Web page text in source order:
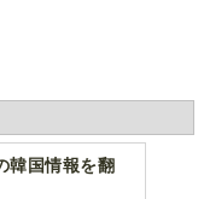
韓国情報を翻